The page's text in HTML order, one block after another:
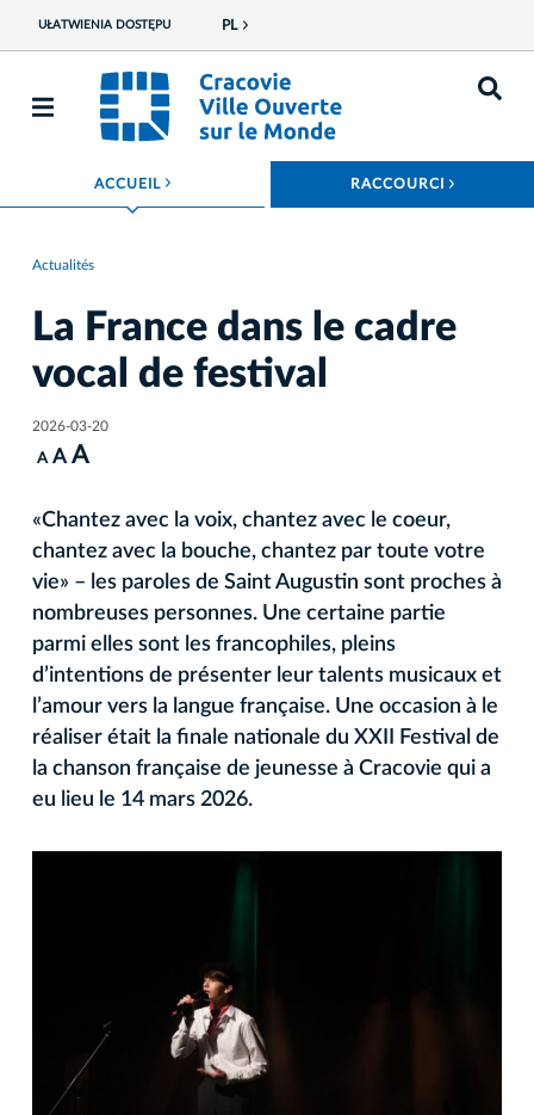
UŁATWIENIA DOSTĘPU PL
ACCUEILROZWIŃ MENU RACCOURCI
Actualités
La France dans le cadre
vocal de festival
2026-03-20
A A A
«Chantez avec la voix, chantez avec le coeur,
chantez avec la bouche, chantez par toute votre
vie» – les paroles de Saint Augustin sont proches à
nombreuses personnes. Une certaine partie
parmi elles sont les francophiles, pleins
d’intentions de présenter leur talents musicaux et
l’amour vers la langue française. Une occasion à le
réaliser était la finale nationale du XXII Festival de
la chanson française de jeunesse à Cracovie qui a
eu lieu le 14 mars 2026.